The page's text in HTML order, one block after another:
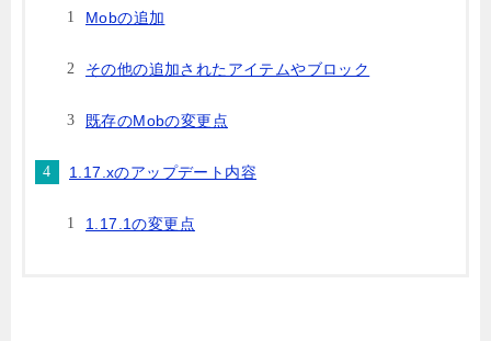
Mobの追加
その他の追加されたアイテムやブロック
既存のMobの変更点
1.17.xのアップデート内容
1.17.1の変更点